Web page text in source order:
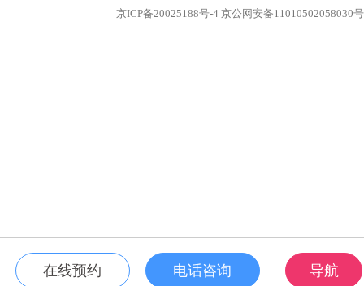
京ICP备20025188号-4 京公网安备11010502058030号
在线预约 电话咨询 导航